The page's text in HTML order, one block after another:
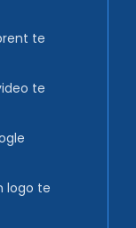
te
te
logo te